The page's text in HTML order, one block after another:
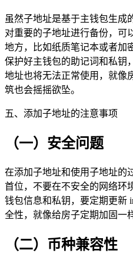
虽然子地址是基于主钱包生成
对重要的子地址进行备份，可
地方，比如纸质笔记本或者加
保护好主钱包的助记词和私钥
地址也将无法正常使用，就像
筑也会摇摇欲坠。
五、添加子地址的注意事项
（一）安全问题
在添加子地址和使用子地址的
首位，不要在不安全的网络环
钱包信息和私钥，要定期更新
全性，就像给房子定期加固一
（二）币种兼容性